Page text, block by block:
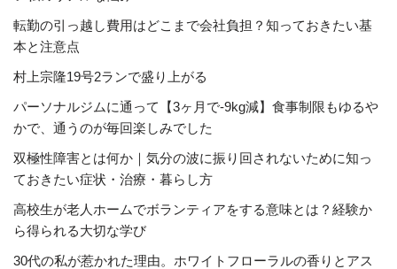
転勤の引っ越し費用はどこまで会社負担？知っておきたい基
本と注意点
村上宗隆19号2ランで盛り上がる
パーソナルジムに通って【3ヶ月で-9kg減】食事制限もゆるや
かで、通うのが毎回楽しみでした
双極性障害とは何か｜気分の波に振り回されないために知っ
ておきたい症状・治療・暮らし方
高校生が老人ホームでボランティアをする意味とは？経験か
ら得られる大切な学び
30代の私が惹かれた理由。ホワイトフローラルの香りとアス